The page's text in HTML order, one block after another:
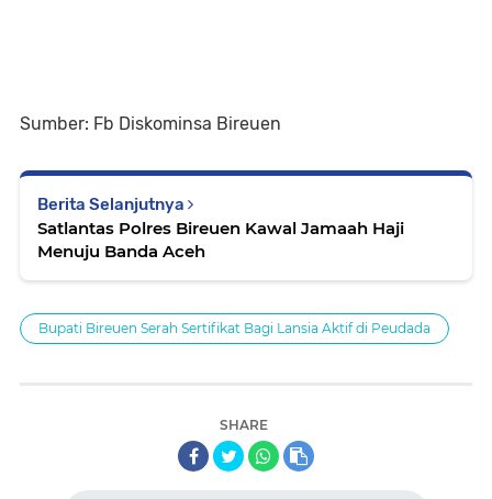
Sumber: Fb Diskominsa Bireuen
Berita Selanjutnya
Satlantas Polres Bireuen Kawal Jamaah Haji
Menuju Banda Aceh
Bupati Bireuen Serah Sertifikat Bagi Lansia Aktif di Peudada
SHARE